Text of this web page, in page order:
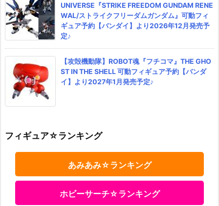
UNIVERSE『STRIKE FREEDOM GUNDAM RENE
WAL/ストライクフリーダムガンダム』可動フィ
ギュア予約【バンダイ】より2026年12月発売予
定♪
【攻殻機動隊】ROBOT魂『フチコマ』THE GHO
ST IN THE SHELL 可動フィギュア予約【バンダ
イ】より2027年1月発売予定♪
フィギュア☆ランキング
あみあみ☆ランキング
ホビーサーチ☆ランキング